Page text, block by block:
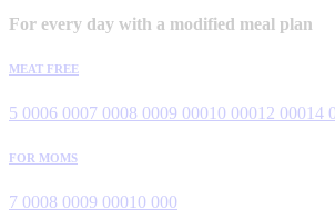
For every day with a modified meal plan
MEAT FREE
5 0006 0007 0008 0009 00010 00012 00014
FOR MOMS
7 0008 0009 00010 000